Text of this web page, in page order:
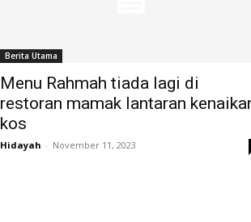
Berita Utama
Menu Rahmah tiada lagi di
restoran mamak lantaran
kos
Hidayah - November 11, 2023